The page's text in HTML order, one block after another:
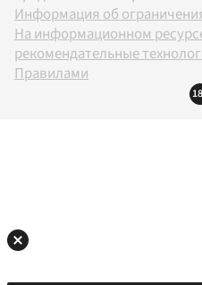
Информация об
На информационном
рекомендательные
Правилами